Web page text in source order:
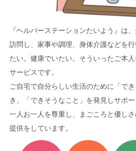
『ヘルパーステーションたいよう』は
訪問し、家事や調理、身体介護などを
たい。健康でいたい。そういったご本
サービスです。
ご自宅で自分らしい生活のために「で
き、「できそうなこと」を発見しサポ
一人お一人を尊重し、まごころと優し
提供をしています。